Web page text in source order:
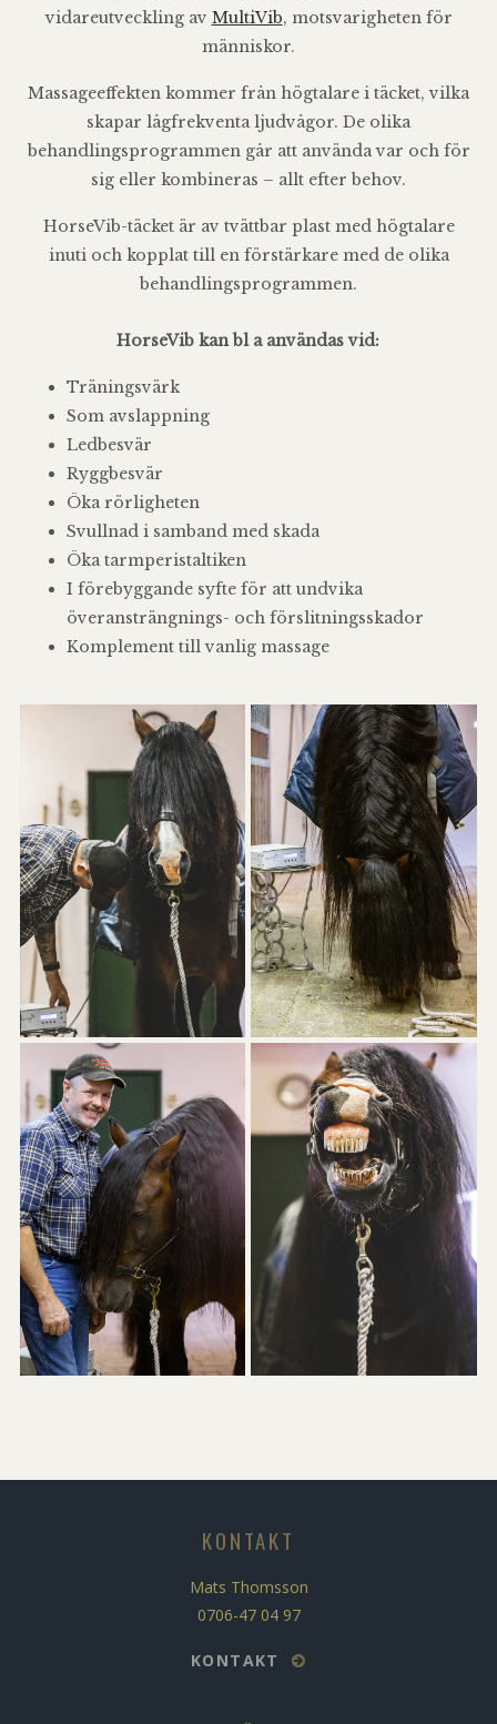
vidareutveckling av MultiVib, motsvarigheten för
människor.
Massageeffekten kommer från högtalare i täcket, vilka
skapar lågfrekventa ljudvågor. De olika
behandlingsprogrammen går att använda var och för
sig eller kombineras – allt efter behov.
HorseVib-täcket är av tvättbar plast med högtalare
inuti och kopplat till en förstärkare med de olika
behandlingsprogrammen.
HorseVib kan bl a användas vid:
Träningsvärk
Som avslappning
Ledbesvär
Ryggbesvär
Öka rörligheten
Svullnad i samband med skada
Öka tarmperistaltiken
I förebyggande syfte för att undvika
överansträngnings- och förslitningsskador
Komplement till vanlig massage
KONTAKT
Mats Thomsson
0706-47 04 97
KONTAKT